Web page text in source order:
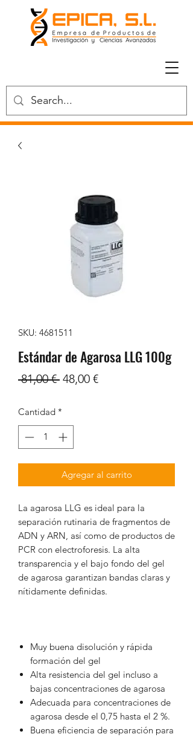
SKU: 4681511
Estándar de Agarosa LLG 100g
81,00 € Precio
48,00 €Precio
Cantidad *
Agregar al carrito
La agarosa LLG es ideal para la
separación rutinaria de fragmentos de
ADN y ARN, así como de productos de
PCR con electroforesis. La alta
transparencia y el bajo fondo del gel
de agarosa garantizan bandas claras y
nítidamente definidas.
Muy buena disolución y rápida
formación del gel
Alta resistencia del gel incluso a
bajas concentraciones de agarosa
Adecuada para concentraciones de
agarosa desde el 0,75 hasta el 2 %.
Buena eficiencia de separación para